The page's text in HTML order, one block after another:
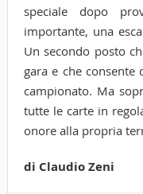
speciale dopo
importante, una
Un secondo posto
gara e che
campionato. Ma
tutte le carte in
onore alla propria
di Claudio Zeni